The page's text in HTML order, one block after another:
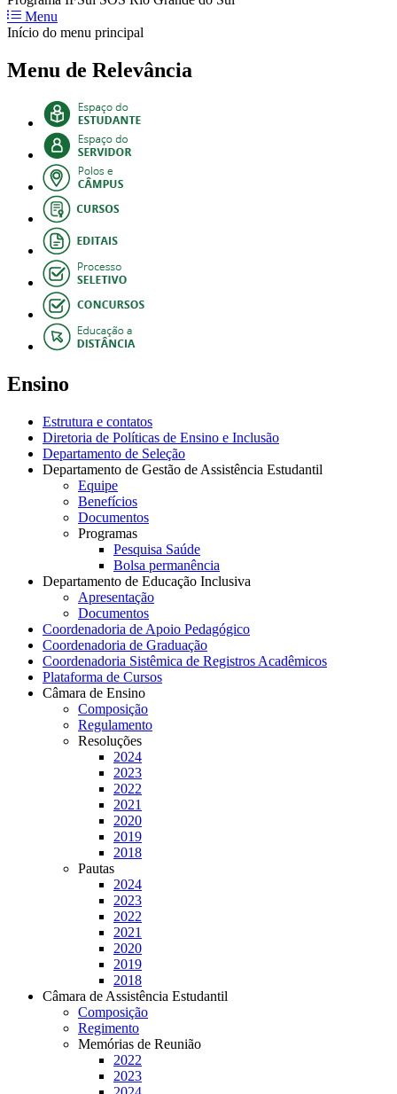
Menu
Início do menu principal
Menu de Relevância
Ensino
Estrutura e contatos
Diretoria de Políticas de Ensino e Inclusão
Departamento de Seleção
Departamento de Gestão de Assistência Estudantil
Equipe
Benefícios
Documentos
Programas
Pesquisa Saúde
Bolsa permanência
Departamento de Educação Inclusiva
Apresentação
Documentos
Coordenadoria de Apoio Pedagógico
Coordenadoria de Graduação
Coordenadoria Sistêmica de Registros Acadêmicos
Plataforma de Cursos
Câmara de Ensino
Composição
Regulamento
Resoluções
2024
2023
2022
2021
2020
2019
2018
Pautas
2024
2023
2022
2021
2020
2019
2018
Câmara de Assistência Estudantil
Composição
Regimento
Memórias de Reunião
2022
2023